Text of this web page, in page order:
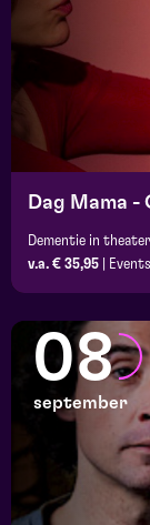
Dag Mama -
Dementie in theater
v.a. € 35,95
Events
08
september